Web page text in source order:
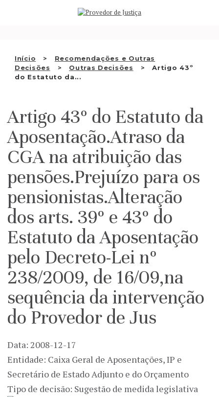
Início
Recomendações e Outras
Decisões
Outras Decisões
Artigo 43º
do Estatuto da...
QUEM SOMOS
RECOMENDAÇÕES E OUTRAS
DECISÕES
APRESENTAR QUEIXA
PT
Artigo 43º do Estatuto da
Aposentação.Atraso da
CGA na atribuição das
pensões.Prejuízo para os
pensionistas.Alteração
dos arts. 39º e 43º do
Estatuto da Aposentação
pelo Decreto-Lei nº
238/2009, de 16/09,na
sequência da intervenção
do Provedor de Jus
Data: 2008-12-17
Entidade: Caixa Geral de Aposentações, IP e
Secretário de Estado Adjunto e do Orçamento
Tipo de decisão: Sugestão de medida legislativa